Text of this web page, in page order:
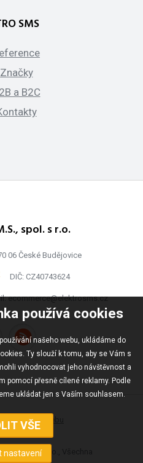
používá cookies
našeho webu, ukládáme do
Ty slouží k tomu, aby se Vám s
vyhodnocovat jeho návštěvnost a
pomocí přesně cílené reklamy. Podle
ukládat jen s Vaším souhlasem.
SMS
Značky
a B2C
spol. s r.o.
06 České Budějovice
DIČ: CZ40743624
ecommerce@elektrosms.cz
Mapa webu
spol s r.o., Všechna